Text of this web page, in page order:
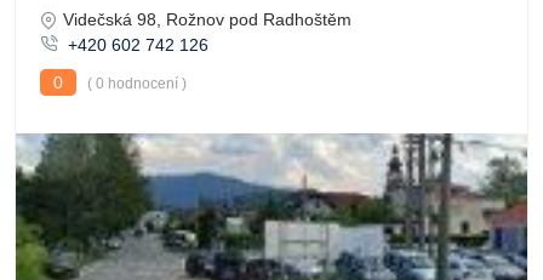
Videčská 98, Rožnov pod Radhoštěm
+420 602 742 126
0
( 0 hodnocení )